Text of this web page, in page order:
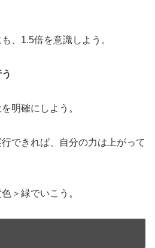
、1.5倍を意識しよう。
明確にしよう。
できれば、自分の力は上がって
＞緑でいこう。